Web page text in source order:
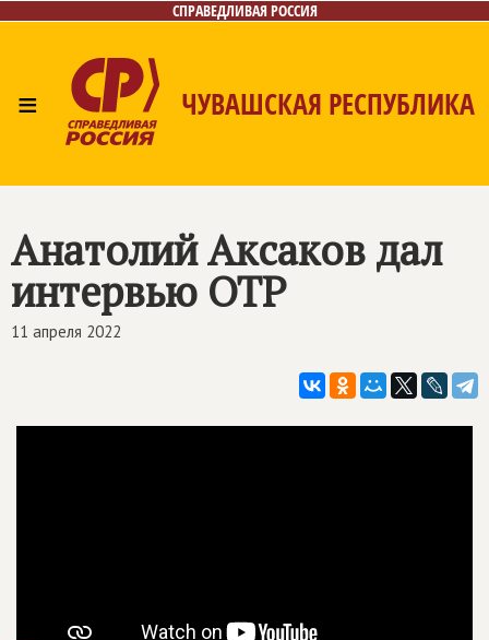
СПРАВЕДЛИВАЯ РОССИЯ
≡ ЧУВАШСКАЯ РЕСПУБЛИКА
Контакты
Анатолий Аксаков дал
интервью ОТР
11 апреля 2022